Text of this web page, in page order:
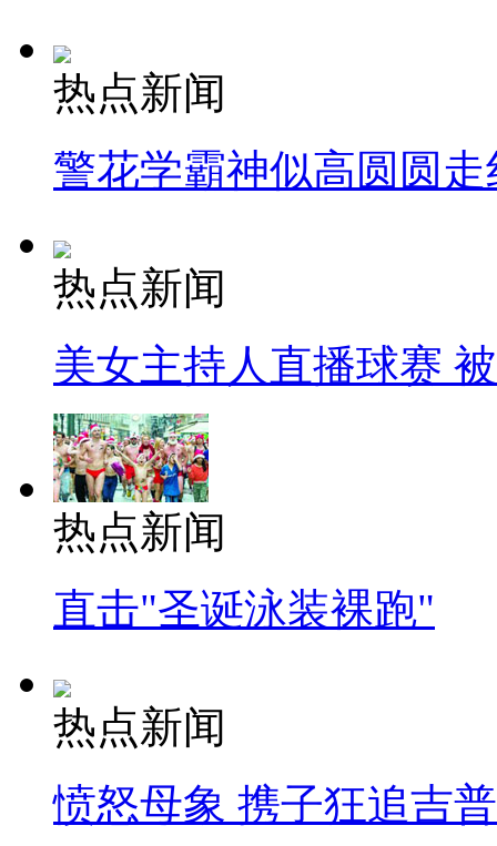
热点新闻
警花学霸神似高圆圆走
热点新闻
美女主持人直播球赛
热点新闻
直击"圣诞泳装裸跑"
热点新闻
愤怒母象 携子狂追吉